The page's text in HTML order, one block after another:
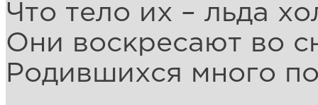
Что тело их – льда
Они воскресают во
Родившихся много